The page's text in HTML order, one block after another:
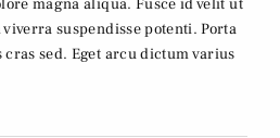
magna aliqua. Fusce id velit ut
suspendisse potenti. Porta
cras sed. Eget arcu dictum varius